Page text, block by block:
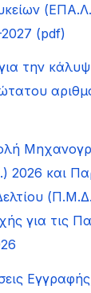
(pdf)
την
2026 και
για τις